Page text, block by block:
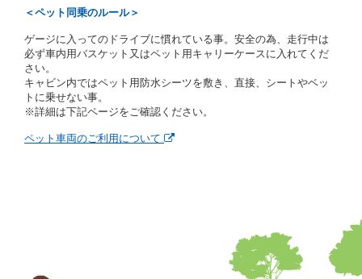
借受人は契約後の借受期間の延長はできないものとし
当社は、借受人又は運転者が前3項に従わない場合
は、貸渡契約の締結を拒絶するとともに、予約を取消
申込金等の扱いについては、第4条第5項を適用するも
のとします。
第８条（貸渡契約の締結の拒絶）
借受人（運転者）が次の各号のいずれかに該当すると
の運転免許証の写しの提出に同意しないとき。 ②
酒気を帯びていると認められるとき。
③ 麻薬、覚せい剤、シンナー、危険ドラッグ等によ
る中毒症状等を呈していると認められるとき。
＜ペット同乗のルール＞
ゲージに入ってのドライブに慣れている事。安全の為、走行中は
必ず車内用バスケット又はペット用キャリーケースに入れてくだ
さい。
キャビン内ではペット用防水シーツを敷き、直接、シートやベッ
トに乗せない事。
※詳細は下記ページをご確認ください。
ペット車両のご利用について